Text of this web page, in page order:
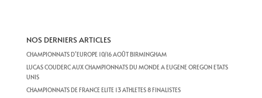
NOS DERNIERS ARTICLES
CHAMPIONNATS D’EUROPE 10/16 AOÛT BIRMINGHAM
LUCAS COUDERC AUX CHAMPIONNATS DU MONDE A EUGENE OREGON ETATS
UNIS
CHAMPIONNATS DE FRANCE ELITE 13 ATHLETES 8 FINALISTES